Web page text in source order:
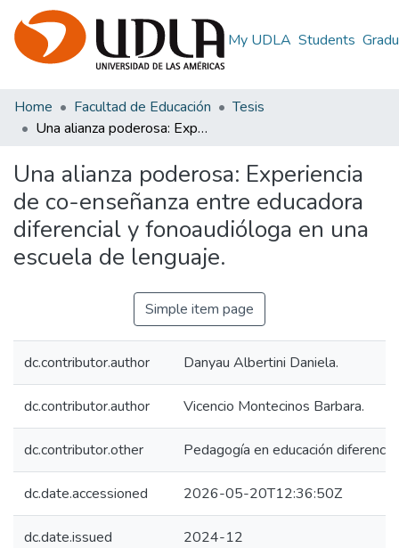
My UDLA Students
Home Facultad de Educación
Tesis
Una alianza poderosa: Experiencia de co-enseñanza entre educadora diferencial y fonoaudióloga en una escuela de lenguaje.
Una alianza poderosa: Experiencia
de co-enseñanza entre educadora
diferencial y fonoaudióloga en una
escuela de lenguaje.
Simple item page
dc.contributor.author Danyau Albertini Daniela.
dc.contributor.author Vicencio Montecinos Barbara.
dc.contributor.other Pedagogía en educación
dc.date.accessioned 2026-05-20T12:36:50Z
dc.date.issued 2024-12